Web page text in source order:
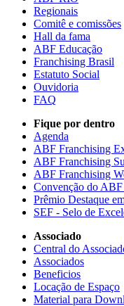
Regionais
Comitê e comissões
Hall da fama
ABF Educação
Franchising Brasil
Estatuto Social
Ouvidoria
FAQ
Fique por dentro
Agenda
ABF Franchising
ABF Franchising
ABF Franchising
Convenção do
Prêmio Destaque
SEF - Selo de
Associado
Central do
Associados
Beneficios
Locação de Espaço
Material para